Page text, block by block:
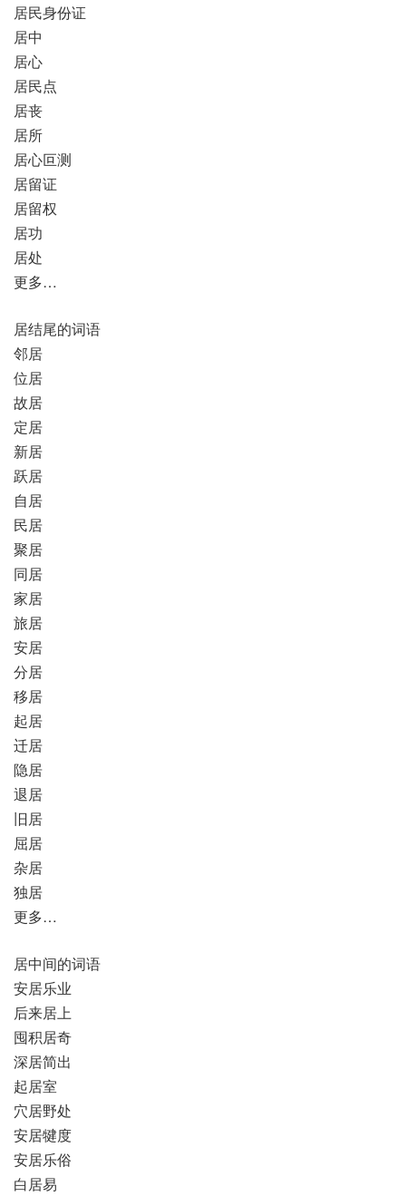
居民身份证
居中
居心
居民点
居丧
居所
居心叵测
居留证
居留权
居功
居处
更多…
居结尾的词语
邻居
位居
故居
定居
新居
跃居
自居
民居
聚居
同居
家居
旅居
安居
分居
移居
起居
迁居
隐居
退居
旧居
屈居
杂居
独居
更多…
居中间的词语
安居乐业
后来居上
囤积居奇
深居简出
起居室
穴居野处
安居犍度
安居乐俗
白居易